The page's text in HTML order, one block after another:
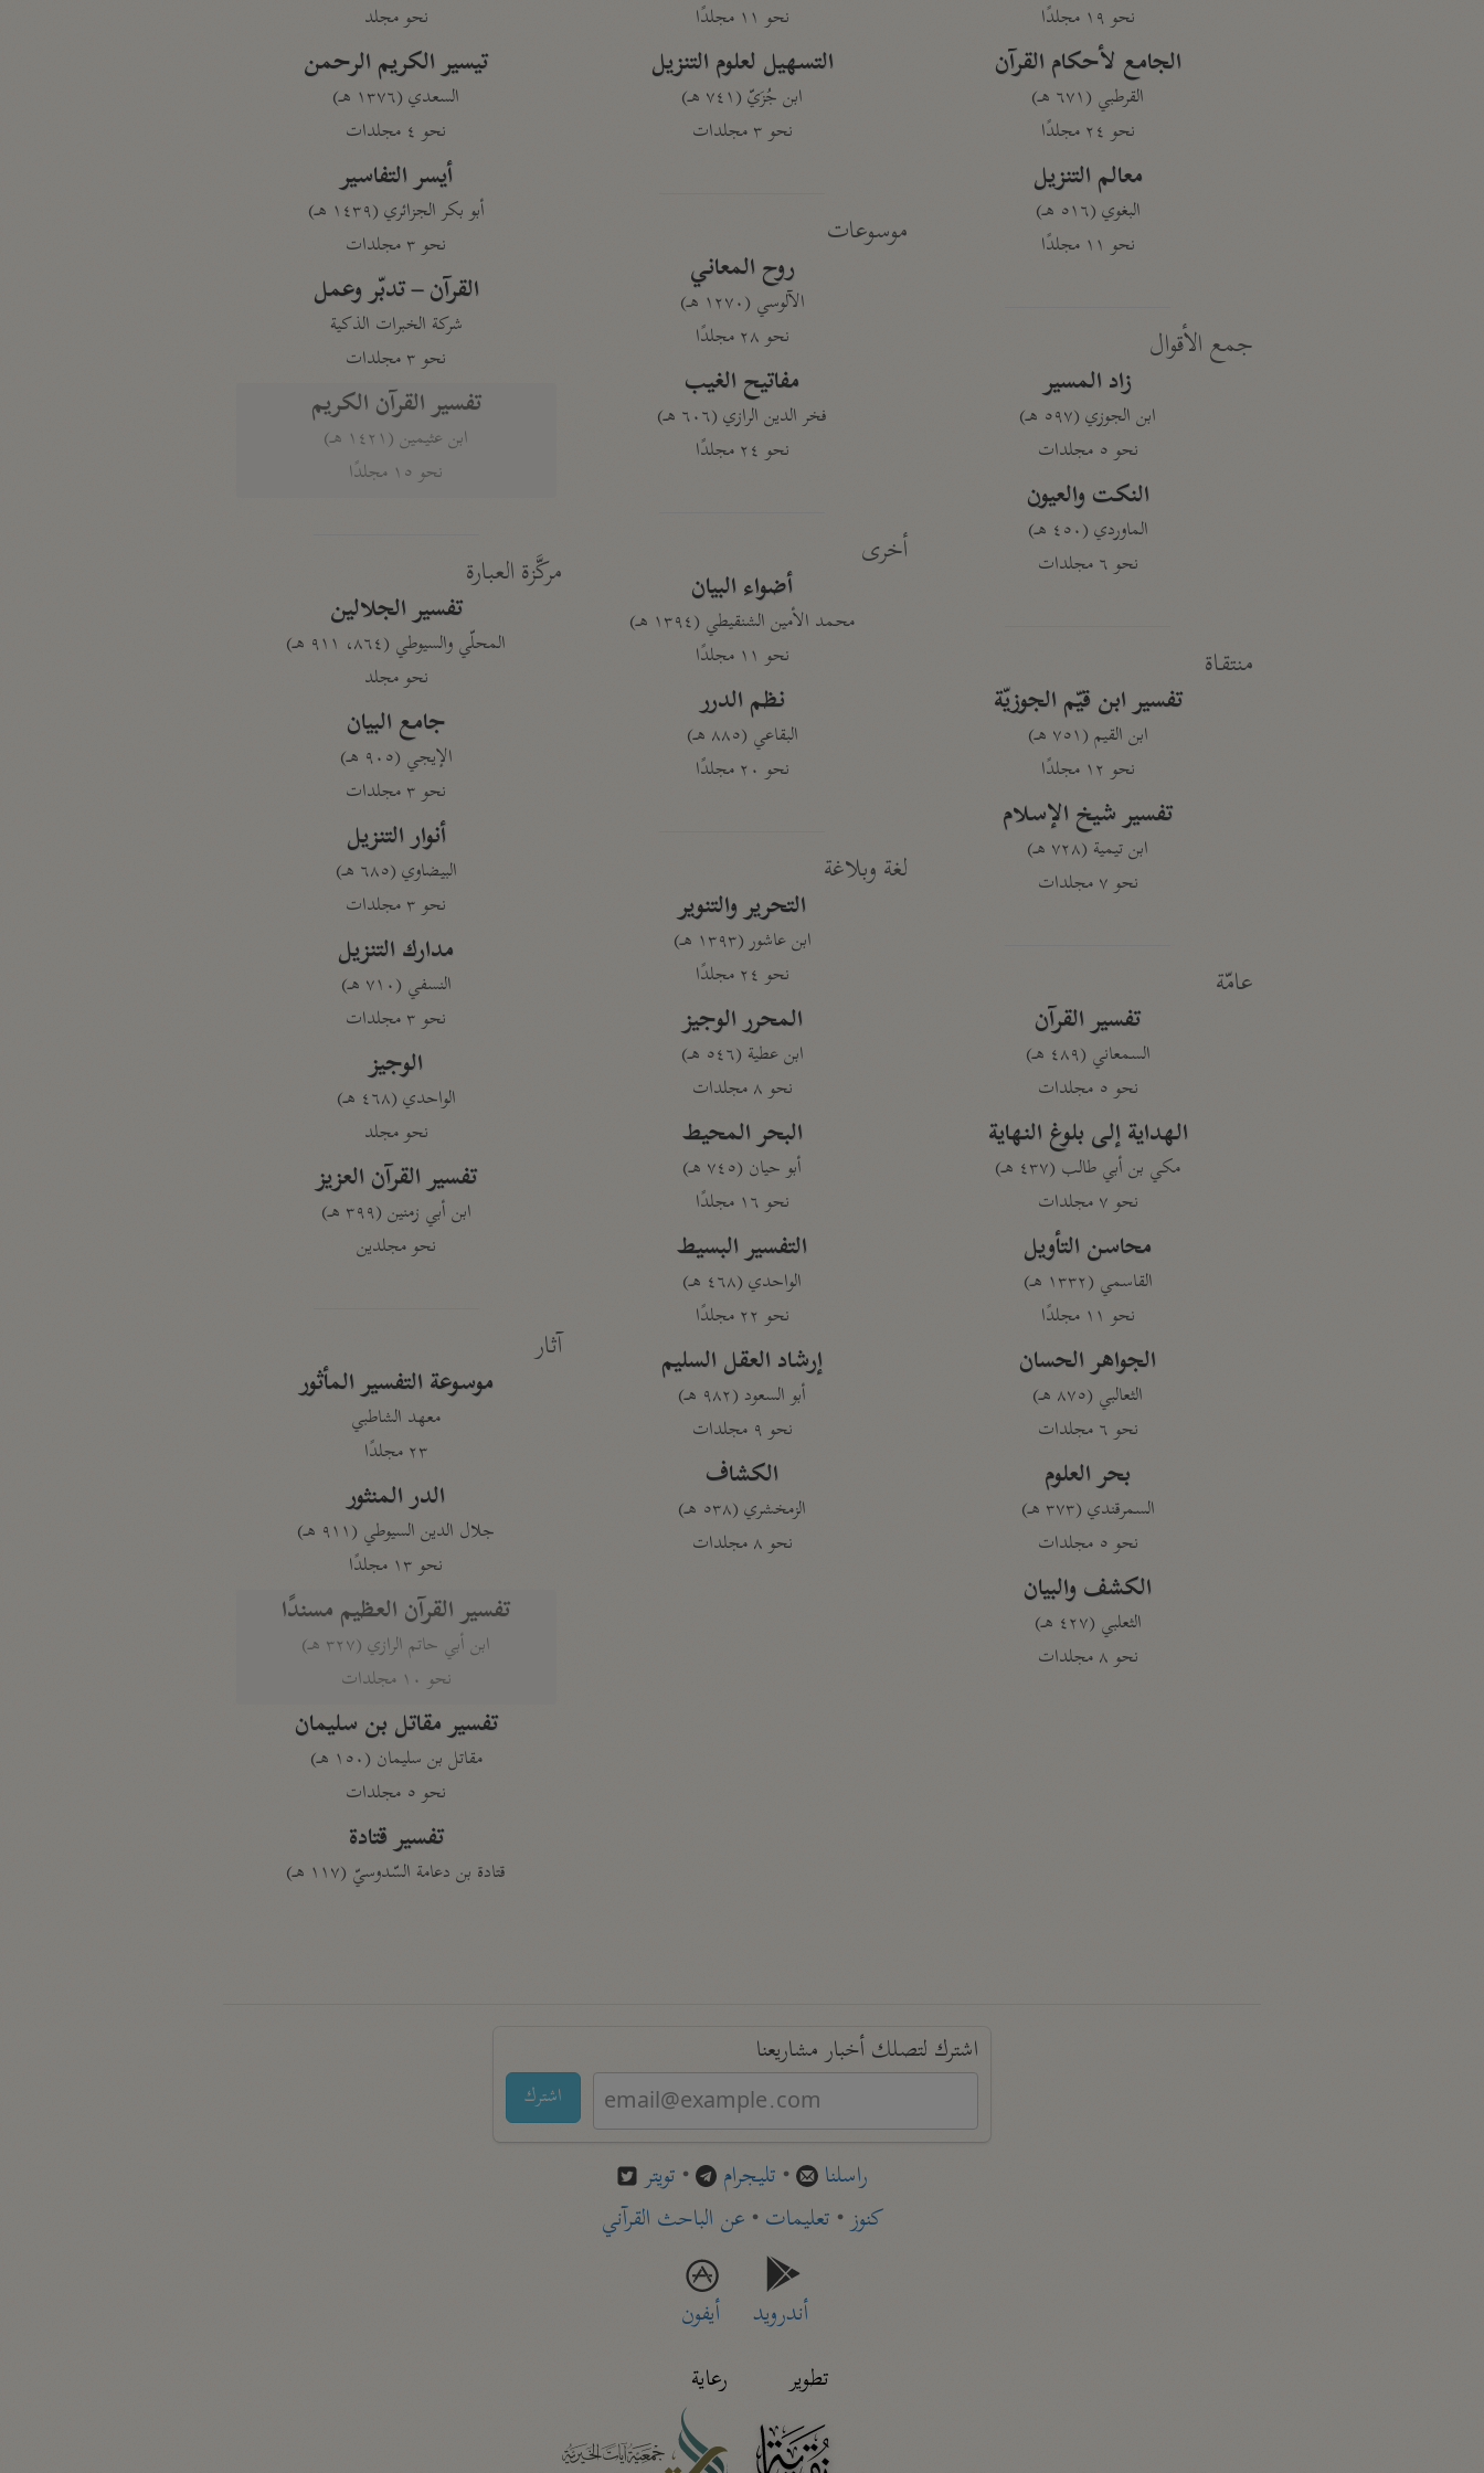
نحو ١٩ مجلدًا
الجامع لأحكام القرآن
القرطبي (٦٧١ هـ)
نحو ٢٤ مجلدًا
معالم التنزيل
البغوي (٥١٦ هـ)
نحو ١١ مجلدًا
جمع الأقوال
زاد المسير
ابن الجوزي (٥٩٧ هـ)
نحو ٥ مجلدات
النكت والعيون
الماوردي (٤٥٠ هـ)
نحو ٦ مجلدات
منتقاة
تفسير ابن قيّم الجوزيّة
ابن القيم (٧٥١ هـ)
نحو ١٢ مجلدًا
تفسير شيخ الإسلام
ابن تيمية (٧٢٨ هـ)
نحو ٧ مجلدات
عامّة
تفسير القرآن
السمعاني (٤٨٩ هـ)
نحو ٥ مجلدات
الهداية إلى بلوغ النهاية
مكي بن أبي طالب (٤٣٧ هـ)
نحو ٧ مجلدات
محاسن التأويل
القاسمي (١٣٣٢ هـ)
نحو ١١ مجلدًا
الجواهر الحسان
الثعالبي (٨٧٥ هـ)
نحو ٦ مجلدات
بحر العلوم
السمرقندي (٣٧٣ هـ)
نحو ٥ مجلدات
الكشف والبيان
الثعلبي (٤٢٧ هـ)
نحو ٨ مجلدات
نحو ١١ مجلدًا
التسهيل لعلوم التنزيل
ابن جُزَيّ (٧٤١ هـ)
نحو ٣ مجلدات
موسوعات
روح المعاني
الآلوسي (١٢٧٠ هـ)
نحو ٢٨ مجلدًا
مفاتيح الغيب
فخر الدين الرازي (٦٠٦ هـ)
نحو ٢٤ مجلدًا
أخرى
أضواء البيان
محمد الأمين الشنقيطي (١٣٩٤ هـ)
نحو ١١ مجلدًا
نظم الدرر
البقاعي (٨٨٥ هـ)
نحو ٢٠ مجلدًا
لغة وبلاغة
التحرير والتنوير
ابن عاشور (١٣٩٣ هـ)
نحو ٢٤ مجلدًا
المحرر الوجيز
ابن عطية (٥٤٦ هـ)
نحو ٨ مجلدات
البحر المحيط
أبو حيان (٧٤٥ هـ)
نحو ١٦ مجلدًا
التفسير البسيط
الواحدي (٤٦٨ هـ)
نحو ٢٢ مجلدًا
إرشاد العقل السليم
أبو السعود (٩٨٢ هـ)
نحو ٩ مجلدات
الكشاف
الزمخشري (٥٣٨ هـ)
نحو ٨ مجلدات
نحو مجلد
تيسير الكريم الرحمن
السعدي (١٣٧٦ هـ)
نحو ٤ مجلدات
أيسر التفاسير
أبو بكر الجزائري (١٤٣٩ هـ)
نحو ٣ مجلدات
القرآن – تدبّر وعمل
شركة الخبرات الذكية
نحو ٣ مجلدات
تفسير القرآن الكريم
ابن عثيمين (١٤٢١ هـ)
نحو ١٥ مجلدًا
مركَّزة العبارة
تفسير الجلالين
المحلّي والسيوطي (٨٦٤، ٩١١ هـ)
نحو مجلد
جامع البيان
الإيجي (٩٠٥ هـ)
نحو ٣ مجلدات
أنوار التنزيل
البيضاوي (٦٨٥ هـ)
نحو ٣ مجلدات
مدارك التنزيل
النسفي (٧١٠ هـ)
نحو ٣ مجلدات
الوجيز
الواحدي (٤٦٨ هـ)
نحو مجلد
تفسير القرآن العزيز
ابن أبي زمنين (٣٩٩ هـ)
نحو مجلدين
آثار
موسوعة التفسير المأثور
معهد الشاطبي
٢٣ مجلدًا
الدر المنثور
جلال الدين السيوطي (٩١١ هـ)
نحو ١٣ مجلدًا
تفسير القرآن العظيم مسندًا
ابن أبي حاتم الرازي (٣٢٧ هـ)
نحو ١٠ مجلدات
تفسير مقاتل بن سليمان
مقاتل بن سليمان (١٥٠ هـ)
نحو ٥ مجلدات
تفسير قتادة
قتادة بن دعامة السّدوسيّ (١١٧ هـ)
اشترك لتصلك أخبار مشاريعنا
اشترك
راسلنا • تليجرام • تويتر
كنوز• تعليمات• عن الباحث القرآني
أندرويد
أيفون
تطوير
رعاية